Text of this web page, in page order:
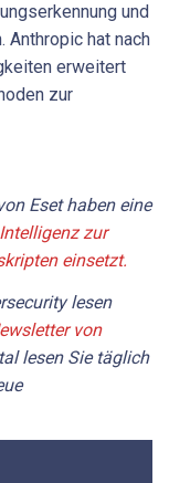
und
hat nach
erweitert
zur
Eset haben eine
zur
einsetzt.
lesen
von
lesen Sie täglich